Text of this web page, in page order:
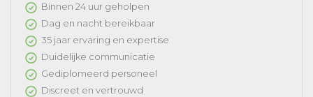
Binnen 24 uur geholpen
Dag en nacht bereikbaar
35 jaar ervaring en expertise
Duidelijke communicatie
Gediplomeerd personeel
Discreet en vertrouwd